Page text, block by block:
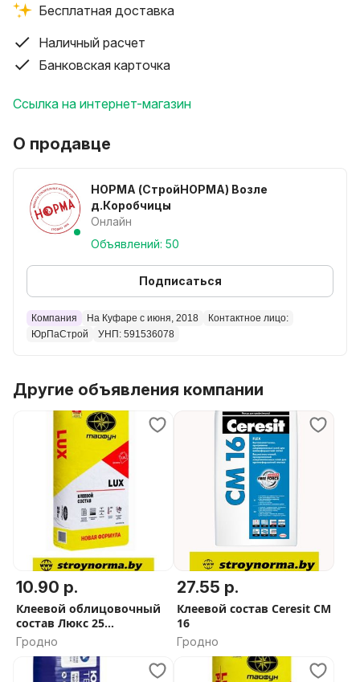
Бесплатная доставка
Наличный расчет
Банковская карточка
Ссылка на интернет-магазин
О продавце
НОРМА (СтройНОРМА) Возле
д.Коробчицы
Онлайн
Объявлений: 50
Подписаться
Компания На Куфаре с июня, 2018
Контактное лицо:
ЮрПаСтрой
УНП: 591536078
Другие объявления компании
10.90 р.
Клеевой облицовочный
состав Люкс 25
кг(см.описание
Гродно
27.55 р.
Клеевой состав Ceresit CM
16
Гродно